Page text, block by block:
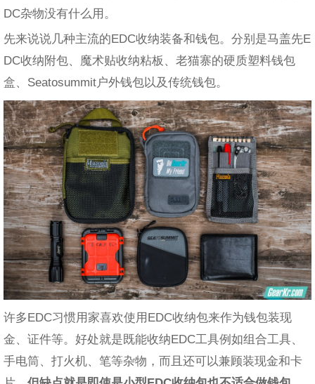
DC杂物没有什么用。
先来说说几种主流的EDC收纳装备和钱包。分别是马盖先E
DC收纳附包、魔术贴收纳粘板、老猫寨的硬质塑料钱包
盒、Seatosummit户外钱包以及传统钱包。
许多EDC习惯用家喜欢使用EDC收纳包来作为钱包装现
金、证件等。好处就是既能收纳EDC工具例如组合工具、
手电筒、打火机、笔等杂物，而且还可以兼顾装现金和卡